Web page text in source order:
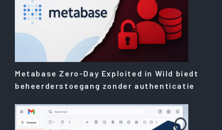
Metabase Zero-Day Exploited in Wild biedt
beheerderstoegang zonder authenticatie